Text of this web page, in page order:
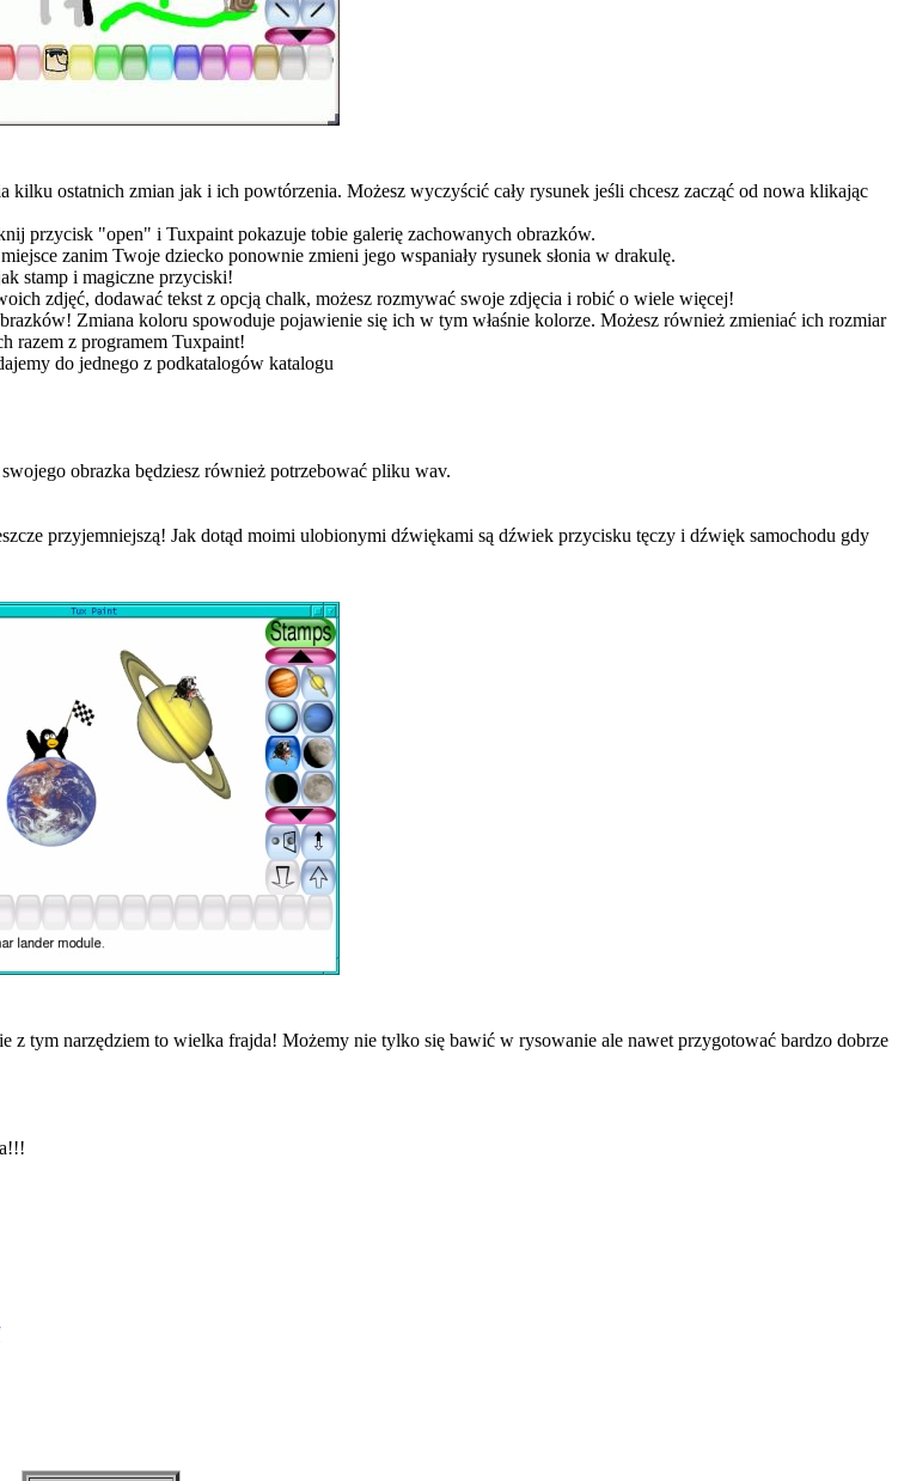
kilku ostatnich zmian jak i ich powtórzenia. Możesz wyczyścić cały rysunek jeśli chcesz zacząć od nowa klikając
przycisk "open" i Tuxpaint pokazuje tobie galerię zachowanych obrazków.
zanim Twoje dziecko ponownie zmieni jego wspaniały rysunek słonia w drakulę.
stamp i magiczne przyciski!
zdjęć, dodawać tekst z opcją chalk, możesz rozmywać swoje zdjęcia i robić o wiele więcej!
Zmiana koloru spowoduje pojawienie się ich w tym właśnie kolorze. Możesz również zmieniać ich rozmiar
razem z programem Tuxpaint!
do jednego z podkatalogów katalogu
obrazka będziesz również potrzebować pliku wav.
przyjemniejszą! Jak dotąd moimi ulobionymi dźwiękami są dźwiek przycisku tęczy i dźwięk samochodu gdy
z tym narzędziem to wielka frajda! Możemy nie tylko się bawić w rysowanie ale nawet przygotować bardzo dobrze